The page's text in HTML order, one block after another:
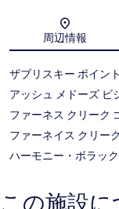
周辺情報
ザブリスキー ポイント
アッシュ メドーズ ビ
ファーネス クリーク
ファーネイス クリー
ハーモニー・ボラッ